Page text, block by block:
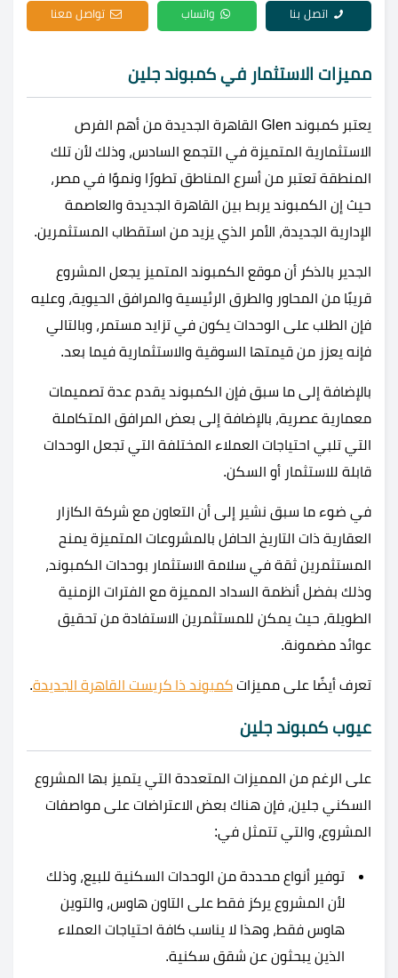
اتصل بنا واتساب تواصل معنا
مميزات الاستثمار في كمبوند جلين
يعتبر كمبوند Glen القاهرة الجديدة من أهم الفرص
الاستثمارية المتميزة في التجمع السادس، وذلك لأن تلك
المنطقة تعتبر من أسرع المناطق تطورًا ونموًا في مصر،
حيث إن الكمبوند يربط بين القاهرة الجديدة والعاصمة
الإدارية الجديدة، الأمر الذي يزيد من استقطاب المستثمرين.
الجدير بالذكر أن موقع الكمبوند المتميز يجعل المشروع
قريبًا من المحاور والطرق الرئيسية والمرافق الحيوية، وعليه
فإن الطلب على الوحدات يكون في تزايد مستمر، وبالتالي
فإنه يعزز من قيمتها السوقية والاستثمارية فيما بعد.
بالإضافة إلى ما سبق فإن الكمبوند يقدم عدة تصميمات
معمارية عصرية، بالإضافة إلى بعض المرافق المتكاملة
التي تلبي احتياجات العملاء المختلفة التي تجعل الوحدات
قابلة للاستثمار أو السكن.
في ضوء ما سبق نشير إلى أن التعاون مع شركة الكازار
العقارية ذات التاريخ الحافل بالمشروعات المتميزة يمنح
المستثمرين ثقة في سلامة الاستثمار بوحدات الكمبوند،
وذلك بفضل أنظمة السداد المميزة مع الفترات الزمنية
الطويلة، حيث يمكن للمستثمرين الاستفادة من تحقيق
عوائد مضمونة.
تعرف أيضًا على مميزات كمبوند ذا كريست القاهرة الجديدة.
عيوب كمبوند جلين
على الرغم من المميزات المتعددة التي يتميز بها المشروع
السكني جلين، فإن هناك بعض الاعتراضات على مواصفات
المشروع، والتي تتمثل في:
توفير أنواع محددة من الوحدات السكنية للبيع، وذلك
لأن المشروع يركز فقط على التاون هاوس، والتوين
هاوس فقط، وهذا لا يناسب كافة احتياجات العملاء
الذين يبحثون عن شقق سكنية.